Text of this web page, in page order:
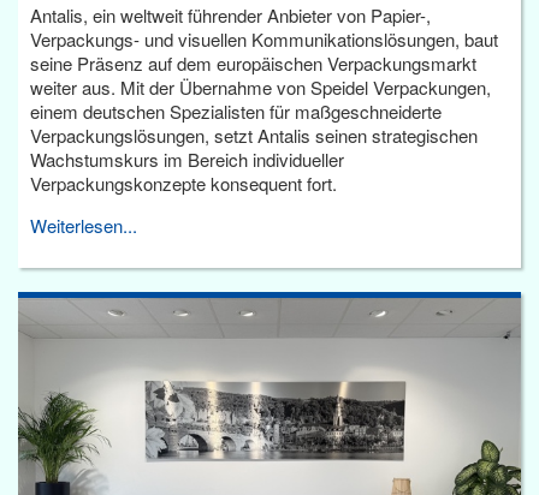
Antalis, ein weltweit führender Anbieter von Papier-,
Verpackungs- und visuellen Kommunikationslösungen, baut
seine Präsenz auf dem europäischen Verpackungsmarkt
weiter aus. Mit der Übernahme von Speidel Verpackungen,
einem deutschen Spezialisten für maßgeschneiderte
Verpackungslösungen, setzt Antalis seinen strategischen
Wachstumskurs im Bereich individueller
Verpackungskonzepte konsequent fort.
Weiterlesen...